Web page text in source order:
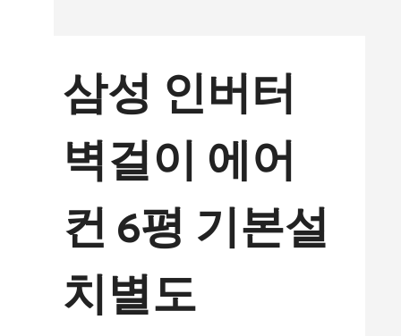
삼성 인버터
벽걸이 에어
컨 6평 기본설
치별도